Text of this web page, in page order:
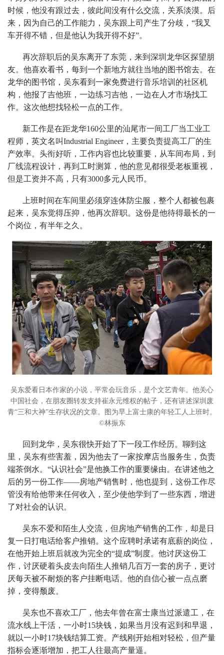
时候，他没有跟过去，彼此间没有什么交流，关系淡漠。后
来，因为自己的工作能力，吴东跟上司产生了分歧，“我叉
车开得不错，但是他认为我开得不好”。
再次辞职后的吴东离开了东莞，来到深圳龙华区探望朋
友。他喜欢看书，每到一个新地方就往当地的图书馆去。在
龙华的图书馆，吴东看到一家免费进行音乐培训的社区机
构，他报了吉他班，一边练习吉他，一边在人才市场找工
作。这次他想找轻松一点的工作。
新工作是在距龙华160公里的汕尾市一间工厂当工业工
程师，英文名叫Industrial Engineer，主要负责提高工厂的生
产效率。头衔好听，工作内容也比较重要，从车间布局，到
厂线流程设计，再到工时测算，他的意见都很受老板重视，
但是工资并不高，只有3000多元人民币。
上班时间在车间里必须穿连体防尘服，整个人都被包裹
起来，吴东觉得压抑，他再次辞职。这份是他待得最长的一
个岗位，有半年之久。
吴东爱看日本作家的小说，平常会玩音乐，是个文艺青年。他关心
中国社会，在朋友圈转发支持崔永元维权的帖子，还有讲述深圳废
青“三和大神”生存状况的文章。图为早上富士康的年轻工人上班时。
©林振东
回到龙华，吴东很快开始了下一段工作经历。聊到这
里，吴东有些害羞，因为他去了一家按摩店当服务生，负责
端茶倒水。“认识社会”是他换工作的重要缘由。在讲述他之
后的另一份工作——房地产销售时，他也提到，这份工作尽
管没有给他带来任何收入，至少使他学到了一些东西，增进
了对社会的认识。
吴东不爱和陌生人交流，但房地产销售的工作，却是日
复一日打电话给客户推销。这个应聘时承诺有底薪的岗位，
在他开始上班后就改为完全的“提成”制度。他讨厌这份工
作，讨厌硬着头皮去向陌生人推销几百万一套的房子，更讨
厌每天被不耐烦的客户挂断电话。他的自信心被一点点磨
掉，变得颓废。
吴东也不喜欢工厂，他去年曾在富士康当过派遣工，在
流水线上干活，一小时15块钱，如果当月没有迟到和早退，
就以一小时17块钱结算工资。产线刚开始相对轻松，但产量
指标会逐渐增加，把工人往最高产量逼。